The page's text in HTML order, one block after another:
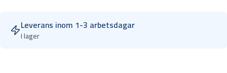
Leverans inom 1-3 arbetsdagar
I lager